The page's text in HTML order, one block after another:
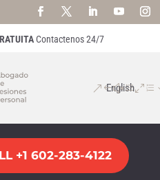
Contactenos 24/7
English
+1 602-283-4122